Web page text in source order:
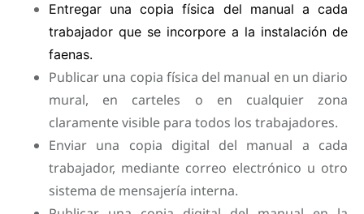
Entregar una copia física del manual a cada
trabajador que se incorpore a la instalación de
faenas.
Publicar una copia física del manual en un diario
mural, en carteles o en cualquier zona
claramente visible para todos los trabajadores.
Enviar una copia digital del manual a cada
trabajador, mediante correo electrónico u otro
sistema de mensajería interna.